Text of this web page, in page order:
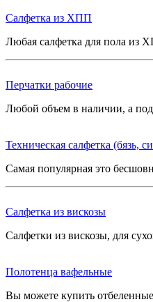
Салфетка из ХПП
Любая салфетка для пола из
Перчатки рабочие
Любой объем в наличии, а под
Техническая салфетка (бязь,
Самая популярная это
Салфетка из вискозы
Салфетки из вискозы, для
Полотенца вафельные
Вы можете купить